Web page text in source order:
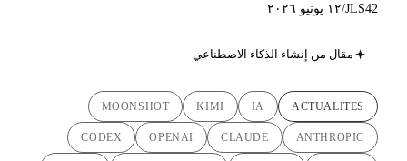
JLS42
/١٢ يونيو ٢٠٢٦
مقال من إنشاء الذكاء الاصطناعي
ACTUALITES
IA
KIMI
MOONSHOT
ANTHROPIC
CLAUDE
OPENAI
CODEX